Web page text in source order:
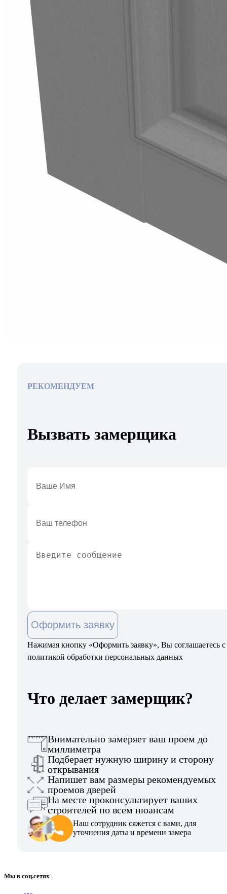
РЕКОМЕНДУЕМ
Вызвать замерщика
Оформить заявку
Нажимая кнопку «Оформить заявку», Вы соглашаетесь с
политикой обработки персональных данных
Что делает замерщик?
Внимательно замеряет ваш проем до
миллиметра
Подберает нужную ширину и сторону
открывания
Напишет вам размеры рекомендуемых
проемов дверей
На месте проконсультирует ваших
строителей по всем нюансам
Наш сотрудник сяжется с вами, для
уточнения даты и времени замера
Мы в соц.сетях